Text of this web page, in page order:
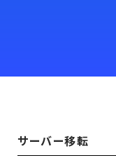
サーバー移転